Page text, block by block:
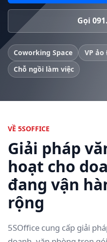
Gọi
Coworking Space VP ảo
Chỗ ngồi làm việc
VỀ 5SOFFICE
Giải pháp
hoạt cho
đang vận
rộng
5SOffice cung cấp giải